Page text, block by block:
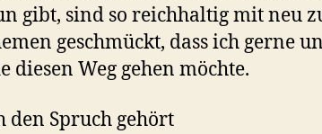
gibt, sind so reichhaltig mit neu
geschmückt, dass ich gerne
diesen Weg gehen möchte.
den Spruch gehört